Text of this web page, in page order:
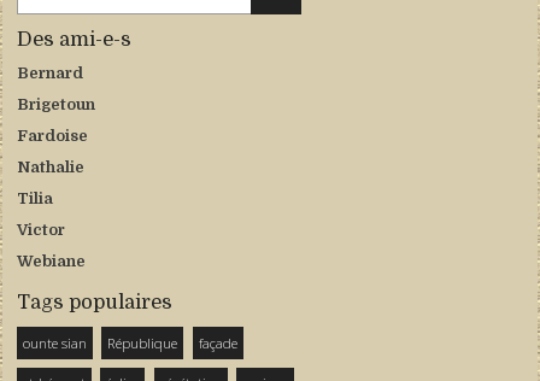
Des ami-e-s
Bernard
Brigetoun
Fardoise
Nathalie
Tilia
Victor
Webiane
Tags populaires
ounte sian République façade